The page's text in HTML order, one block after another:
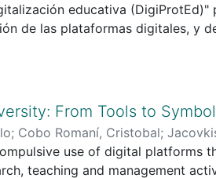
educativa
de las plataformas digitales, y
en la educación primaria en
From Tools to
; Cobo Romaní, Cristobal;
use of digital platforms
teaching and management